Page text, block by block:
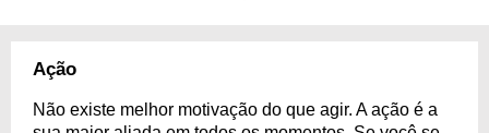
Ação
Não existe melhor motivação do que agir. A ação é a